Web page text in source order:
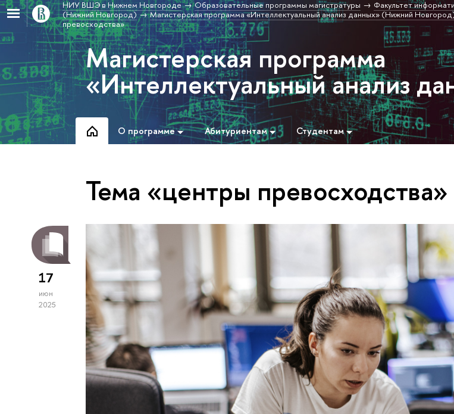
НИУ ВШЭ в Нижнем Новгороде Образовательные программы магистратуры
Факультет
(Нижний Новгород)
Магистерская программа «Интеллектуальный анализ данных» (Нижний
превосходства»
Магистерская программа
«Интеллектуальный анализ
О программе Абитуриентам Студентам
Тема «центры превосходства»
17
июн
2025